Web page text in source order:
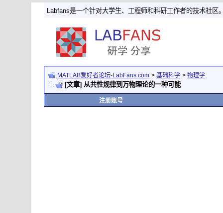
Labfans是一个针对大学生、工程师和科研工作者的技术社区
MATLAB爱好者论坛-LabFans.com > 基础科学 > 物理学
[文章] 从共性规律到万物理论的一种可能
注册账号